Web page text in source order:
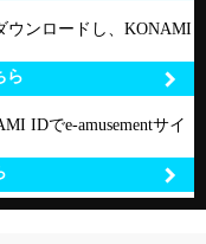
ウンロードし、KONAMI
ら
IDでe-amusementサイ